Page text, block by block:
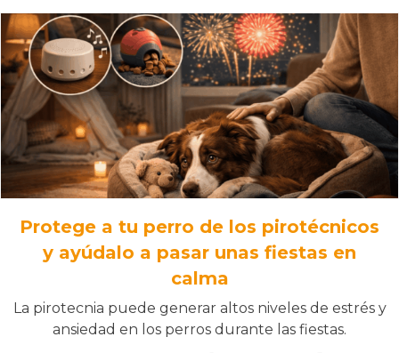
Protege a tu perro de los pirotécnicos
y ayúdalo a pasar unas fiestas en
calma
La pirotecnia puede generar altos niveles de estrés y
ansiedad en los perros durante las fiestas.